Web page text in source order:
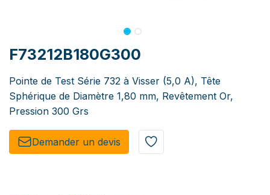
F73212B180G300
Pointe de Test Série 732 à Visser (5,0 A), Tête
Sphérique de Diamètre 1,80 mm, Revêtement Or,
Pression 300 Grs
Demander un de​​vis​​